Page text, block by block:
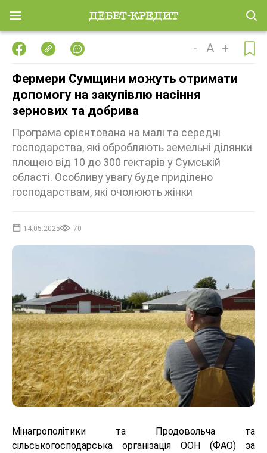
- A +
Фермери Сумщини можуть отримати
допомогу на закупівлю насіння
зернових та добрива
Програма орієнтована на малі та середні
господарства, які обробляють земельні ділянки
площею від 10 до 300 гектарів у Сумській
області. Особливу увагу буде приділено
господарствам, які очолюють жінки
14.05.2025 70
Мінагрополітики та Продовольча та
сільськогосподарська організація ООН (ФАО) за